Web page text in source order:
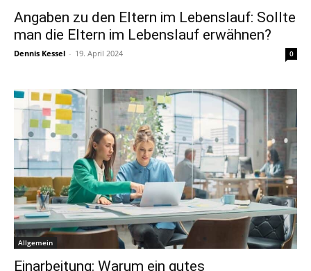
Angaben zu den Eltern im Lebenslauf: Sollte
man die Eltern im Lebenslauf erwähnen?
Dennis Kessel - 19. April 2024 0
Allgemein
Einarbeitung: Warum ein gutes